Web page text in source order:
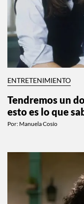
ENTRETENIMIENTO
Tendremos un
esto es lo que
Por: Manuela Cosío